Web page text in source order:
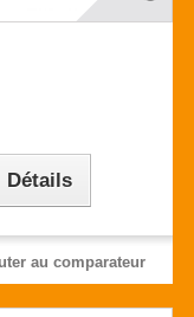
Détails
au comparateur